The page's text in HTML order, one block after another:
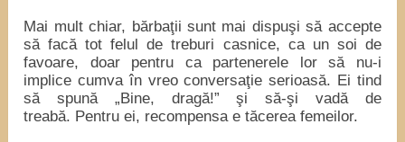
Mai mult chiar, bărbaţii sunt mai dispuşi să accepte
să facă tot felul de treburi casnice, ca un soi de
favoare, doar pentru ca partenerele lor să nu-i
implice cumva în vreo conversaţie serioasă. Ei tind
să spună „Bine, dragă!” şi să-şi vadă de
treabă. Pentru ei, recompensa e tăcerea femeilor.